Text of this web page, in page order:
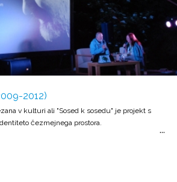
2012)
v kulturi ali "Sosed k sosedu" je projekt s
čezmejnega prostora.